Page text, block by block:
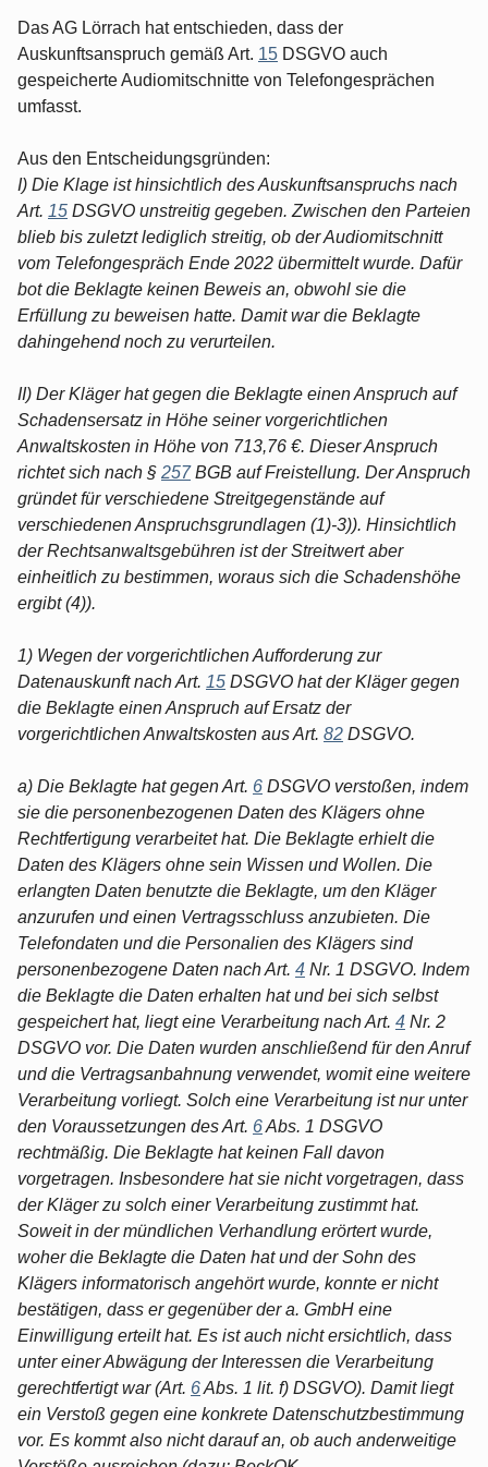
Das AG Lörrach hat entschieden, dass der
Auskunftsanspruch gemäß Art. 15 DSGVO auch
gespeicherte Audiomitschnitte von Telefongesprächen
umfasst.
Aus den Entscheidungsgründen:
I) Die Klage ist hinsichtlich des Auskunftsanspruchs nach
Art. 15 DSGVO unstreitig gegeben. Zwischen den Parteien
blieb bis zuletzt lediglich streitig, ob der Audiomitschnitt
vom Telefongespräch Ende 2022 übermittelt wurde. Dafür
bot die Beklagte keinen Beweis an, obwohl sie die
Erfüllung zu beweisen hatte. Damit war die Beklagte
dahingehend noch zu verurteilen.
II) Der Kläger hat gegen die Beklagte einen Anspruch auf
Schadensersatz in Höhe seiner vorgerichtlichen
Anwaltskosten in Höhe von 713,76 €. Dieser Anspruch
richtet sich nach § 257BGB auf Freistellung. Der Anspruch
gründet für verschiedene Streitgegenstände auf
verschiedenen Anspruchsgrundlagen (1)-3)). Hinsichtlich
der Rechtsanwaltsgebühren ist der Streitwert aber
einheitlich zu bestimmen, woraus sich die Schadenshöhe
ergibt (4)).
1) Wegen der vorgerichtlichen Aufforderung zur
Datenauskunft nach Art. 15 DSGVO hat der Kläger gegen
die Beklagte einen Anspruch auf Ersatz der
vorgerichtlichen Anwaltskosten aus Art. 82 DSGVO.
a) Die Beklagte hat gegen Art. 6 DSGVO verstoßen, indem
sie die personenbezogenen Daten des Klägers ohne
Rechtfertigung verarbeitet hat. Die Beklagte erhielt die
Daten des Klägers ohne sein Wissen und Wollen. Die
erlangten Daten benutzte die Beklagte, um den Kläger
anzurufen und einen Vertragsschluss anzubieten. Die
Telefondaten und die Personalien des Klägers sind
personenbezogene Daten nach Art. 4 Nr. 1 DSGVO. Indem
die Beklagte die Daten erhalten hat und bei sich selbst
gespeichert hat, liegt eine Verarbeitung nach Art. 4 Nr. 2
DSGVO vor. Die Daten wurden anschließend für den Anruf
und die Vertragsanbahnung verwendet, womit eine weitere
Verarbeitung vorliegt. Solch eine Verarbeitung ist nur unter
den Voraussetzungen des Art. 6Abs. 1 DSGVO
rechtmäßig. Die Beklagte hat keinen Fall davon
vorgetragen. Insbesondere hat sie nicht vorgetragen, dass
der Kläger zu solch einer Verarbeitung zustimmt hat.
Soweit in der mündlichen Verhandlung erörtert wurde,
woher die Beklagte die Daten hat und der Sohn des
Klägers informatorisch angehört wurde, konnte er nicht
bestätigen, dass er gegenüber der a. GmbH eine
Einwilligung erteilt hat. Es ist auch nicht ersichtlich, dass
unter einer Abwägung der Interessen die Verarbeitung
gerechtfertigt war (Art. 6Abs. 1 lit. f) DSGVO). Damit liegt
ein Verstoß gegen eine konkrete Datenschutzbestimmung
vor. Es kommt also nicht darauf an, ob auch anderweitige